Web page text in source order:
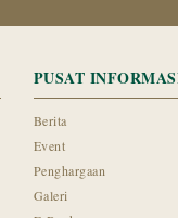
PUSAT
Berita
Event
Penghargaan
Galeri